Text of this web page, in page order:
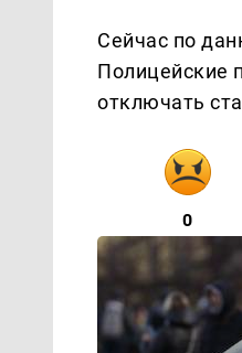
Сейчас по
Полицейские
отключать
0